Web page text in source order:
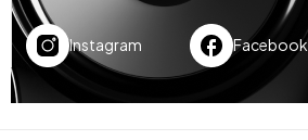
Instagram Facebook